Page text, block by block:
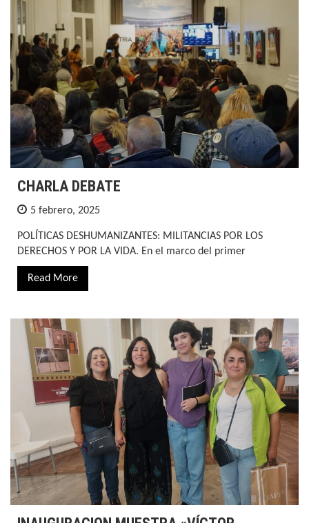
CHARLA DEBATE
5 febrero, 2025
POLÍTICAS DESHUMANIZANTES: MILITANCIAS POR LOS
DERECHOS Y POR LA VIDA. En el marco del primer
Read More